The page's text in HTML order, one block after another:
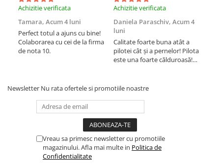
Achizitie verificata
Tamara, Acum 4 luni
Perfect totul a ajuns cu bine!
Colaborarea cu cei de la firma
de nota 10.
Achizitie verificata
Daniela Paraschiv, Acum 4
luni
Calitate foarte buna atât a
pilotei cât și a pernelor! Pilota
este una foarte călduroasă!
Newsletter Nu rata ofertele si promotiile noastre
Vreau sa primesc newsletter cu promotiile
magazinului. Afla mai multe in Politica de
Confidentialitate